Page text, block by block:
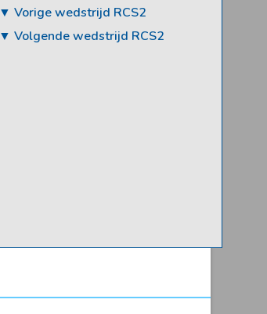
▼ Vorige wedstrijd RCS2
▼ Volgende wedstrijd RCS2